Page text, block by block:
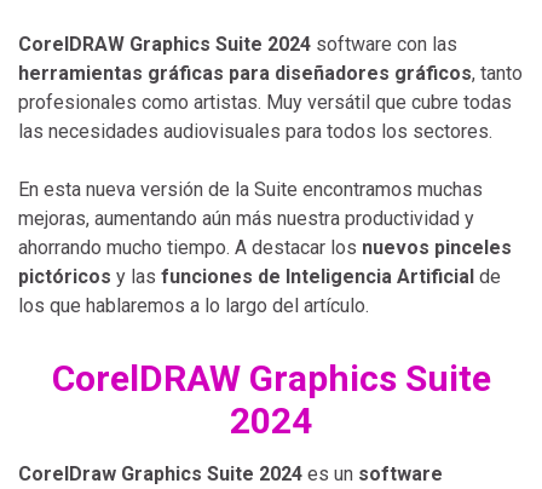
CorelDRAW Graphics Suite 2024 software con las
herramientas gráficas para diseñadores gráficos, tanto
profesionales como artistas. Muy versátil que cubre todas
las necesidades audiovisuales para todos los sectores.
En esta nueva versión de la Suite encontramos muchas
mejoras, aumentando aún más nuestra productividad y
ahorrando mucho tiempo. A destacar los nuevos pinceles
pictóricos y las funciones de Inteligencia Artificial de
los que hablaremos a lo largo del artículo.
CorelDRAW Graphics Suite
2024
CorelDraw Graphics Suite 2024 es un software